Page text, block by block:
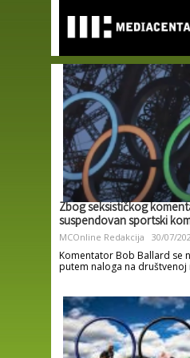
main
content
Zbog seksističkog
suspendovan sportski
MCOnline Redakcija 30/07/
Komentator Bob Ballard se
putem naloga na društvenoj